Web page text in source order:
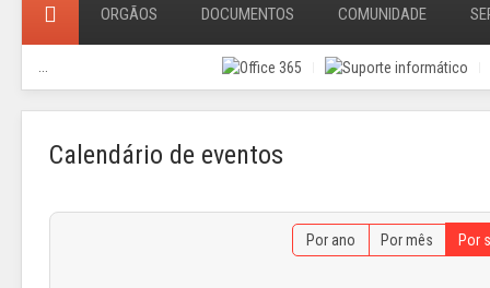
ORGÃOS DOCUMENTOS COMUNIDADE
Calendário de eventos
Por ano Por mês Por